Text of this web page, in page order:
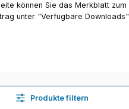
können Sie das Merkblatt zum
unter "Verfügbare Downloads"
Produkte filtern